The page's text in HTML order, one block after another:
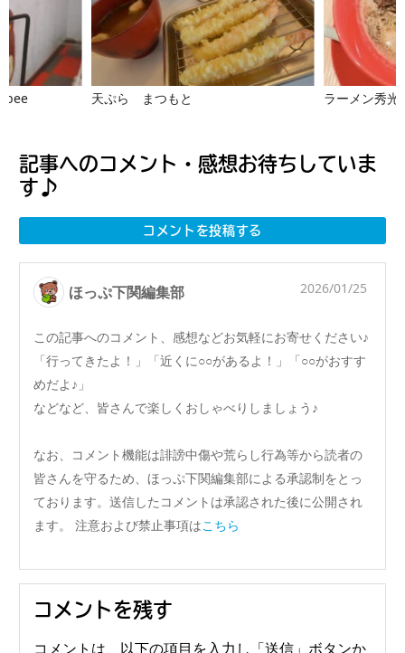
天ぷら まつもと ラーメン秀光
記事へのコメント・感想お待ちしていま
す♪
コメントを投稿する
ほっぷ下関編集部 2026/01/25
この記事へのコメント、感想などお気軽にお寄せください♪
「行ってきたよ！」「近くに○○があるよ！」「○○がおすす
めだよ♪」
などなど、皆さんで楽しくおしゃべりしましょう♪
なお、コメント機能は誹謗中傷や荒らし行為等から読者の
皆さんを守るため、ほっぷ下関編集部による承認制をとっ
ております。送信したコメントは承認された後に公開され
ます。 注意および禁止事項はこちら
コメントを残す
コメントは、以下の項目を入力し「送信」ボタンか